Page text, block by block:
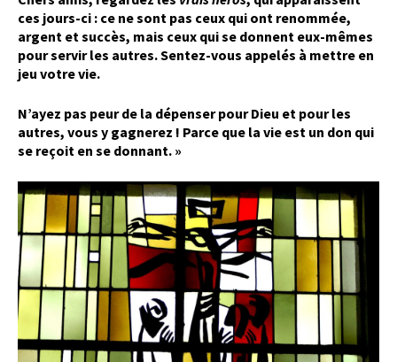
ces jours-ci : ce ne sont pas ceux qui ont renommée,
argent et succès, mais ceux qui se donnent eux-mêmes
pour servir les autres. Sentez-vous appelés à mettre en
jeu votre vie.
N’ayez pas peur de la dépenser pour Dieu et pour les
autres, vous y gagnerez ! Parce que la vie est un don qui
se reçoit en se donnant. »